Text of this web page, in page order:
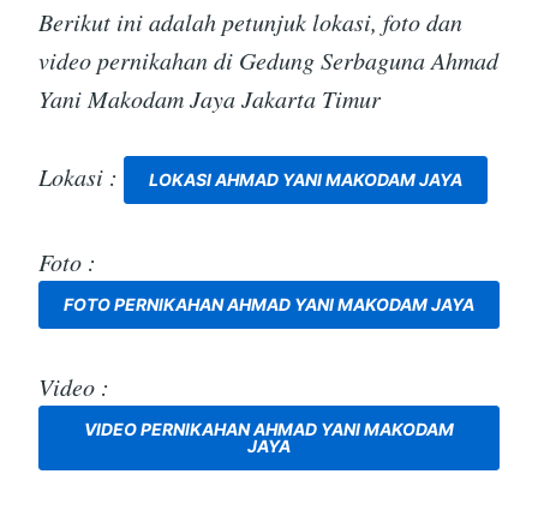
Berikut ini adalah petunjuk lokasi, foto dan
video pernikahan di Gedung Serbaguna Ahmad
Yani Makodam Jaya Jakarta Timur
Lokasi : LOKASI AHMAD YANI MAKODAM JAYA
Foto :
FOTO PERNIKAHAN AHMAD YANI MAKODAM JAYA
Video :
VIDEO PERNIKAHAN AHMAD YANI MAKODAM
JAYA